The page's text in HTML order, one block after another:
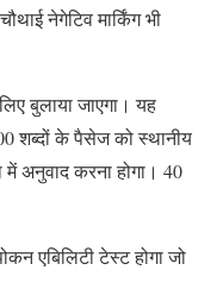
नेगेटिव मार्किंग भी
बुलाया जाएगा। यह
शब्दों के पैसेज को स्थानीय
में अनुवाद करना होगा। 40
एबिलिटी टेस्ट होगा जो